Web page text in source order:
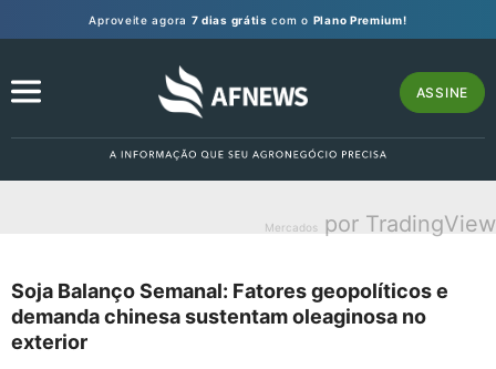
Aproveite agora 7 dias grátis com o Plano Premium!
ASSINE
Mercados por TradingView
Soja Balanço Semanal: Fatores geopolíticos e
demanda chinesa sustentam oleaginosa no
exterior